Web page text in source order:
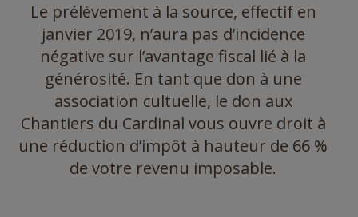
Le prélèvement à la source, effectif en
janvier 2019, n’aura pas d’incidence
négative sur l’avantage fiscal lié à la
générosité. En tant que don à une
association cultuelle, le don aux
Chantiers du Cardinal vous ouvre droit à
une réduction d’impôt à hauteur de 66 %
de votre revenu imposable.